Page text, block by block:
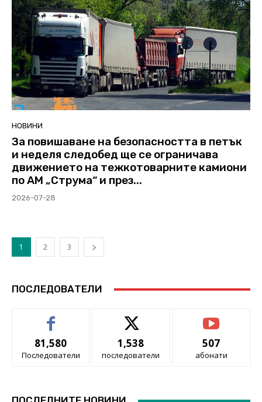
НОВИНИ
За повишаване на безопасността в петък
и неделя следобед ще се ограничава
движението на тежкотоварните камиони
по АМ „Струма“ и през...
2026-07-28
1 2 3
ПОСЛЕДОВАТЕЛИ
81,580
Последователи
1,538
последователи
507
абонати